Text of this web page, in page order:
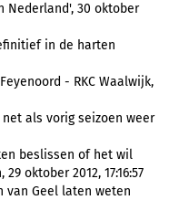
Nederland', 30 oktober
in de harten
- RKC Waalwijk,
als vorig seizoen weer
beslissen of het wil
oktober 2012, 17:16:57
van Geel laten weten